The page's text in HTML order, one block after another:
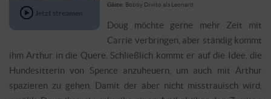
Jetzt streamen
Gäste: Bobby Divito als Leonard
Doug möchte gerne mehr Zeit mit
Carrie verbringen, aber ständig kommt
ihm Arthur in die Quere. Schließlich kommt er auf die Idee, die
Hundesitterin von Spence anzuheuern, um auch mit Arthur
spazieren zu gehen. Damit der aber nicht misstrauisch wird,